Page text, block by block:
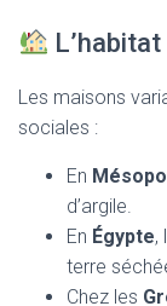
L’habitat
Les maisons
sociales :
En
d’argile.
En Égypte,
terre
Chez les